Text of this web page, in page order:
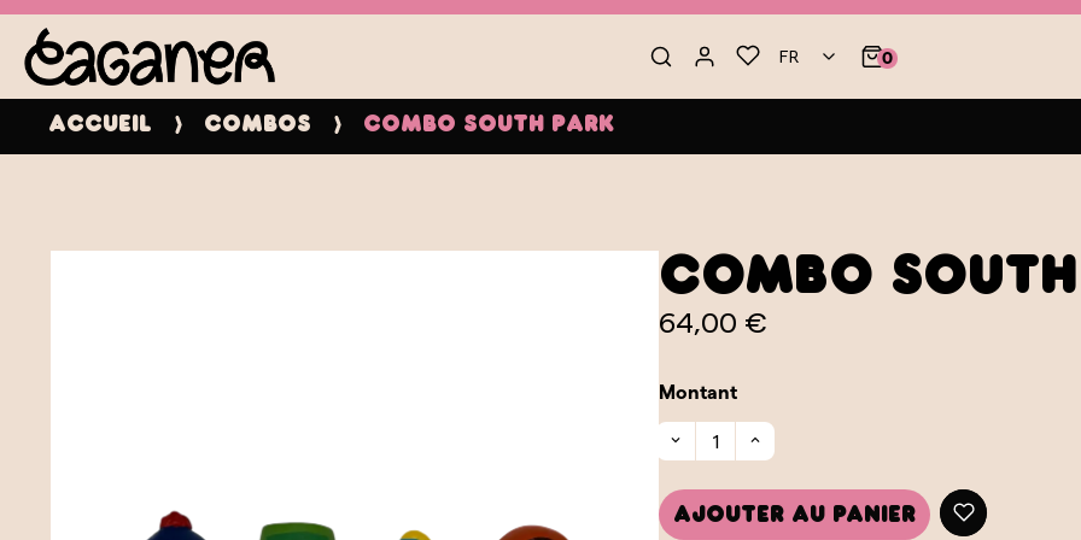
FR 0
Accueil Combos Combo South Park
Combo
64,00 €
Montant
Ajouter au panier